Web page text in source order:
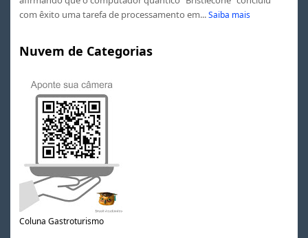
com êxito uma tarefa de processamento em... Saiba mais
Nuvem de Categorias
Coluna Gastroturismo